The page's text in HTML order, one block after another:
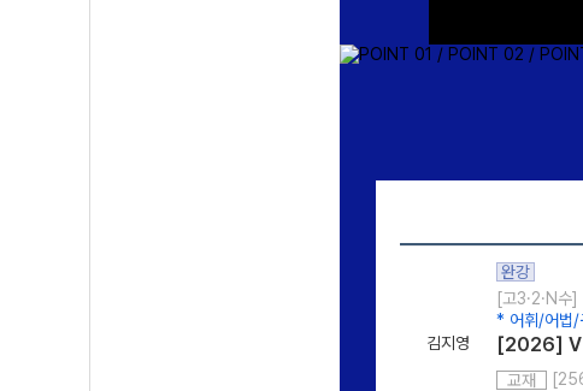
김지영
완강
[고3·2·N수
* 어휘/어법/
[2026] V
교재